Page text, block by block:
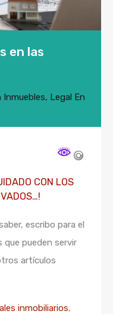
en las
Inmuebles, Legal En
CON LOS
escribo para el
pueden servir
artículos
inmobiliarios,